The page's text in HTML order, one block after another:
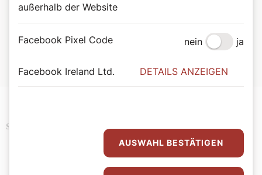
Orgelkonzerte in der Kirche am
nachzuhören!
Schlagwörter
außerhalb der Website
Facebook Pixel Code nein ja
Facebook Ireland Ltd. DETAILS ANZEIGEN
AUSWAHL BESTÄTIGEN